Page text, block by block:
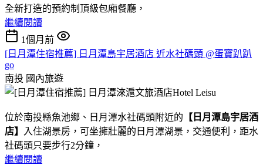
全新打造的預約制頂級包廂餐廳，
繼續閱讀
1個月前
[日月潭住宿推薦] 日月潭島宇居酒店 近水社碼頭 @蛋寶趴趴
go
南投 國內旅遊
位於南投縣魚池鄉、日月潭水社碼頭附近的 【日月潭島宇居酒
店】
入住湖景房，可坐擁壯麗的日月潭湖景，交通便利，距水
社碼頭只要步行2分鐘，
繼續閱讀